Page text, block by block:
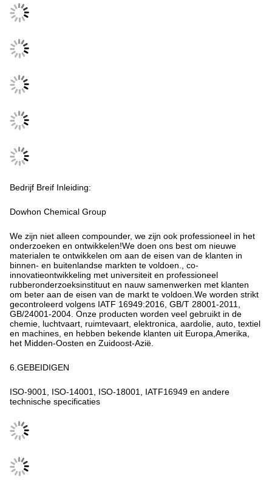
Bedrijf Breif Inleiding:
Dowhon Chemical Group
We zijn niet alleen compounder, we zijn ook professioneel in het
onderzoeken en ontwikkelen!We doen ons best om nieuwe
materialen te ontwikkelen om aan de eisen van de klanten in
binnen- en buitenlandse markten te voldoen., co-
innovatieontwikkeling met universiteit en professioneel
rubberonderzoeksinstituut en nauw samenwerken met klanten
om beter aan de eisen van de markt te voldoen.We worden strikt
gecontroleerd volgens IATF 16949:2016, GB/T 28001-2011,
GB/24001-2004. Onze producten worden veel gebruikt in de
chemie, luchtvaart, ruimtevaart, elektronica, aardolie, auto, textiel
en machines, en hebben bekende klanten uit Europa,Amerika,
het Midden-Oosten en Zuidoost-Azië.
6.GEBEIDIGEN
ISO-9001, ISO-14001, ISO-18001, IATF16949 en andere
technische specificaties